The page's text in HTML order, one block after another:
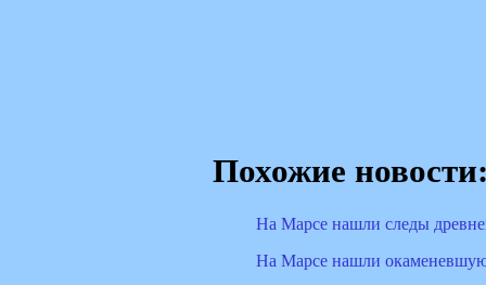
Похожие
На Марсе нашли следы
На Марсе нашли